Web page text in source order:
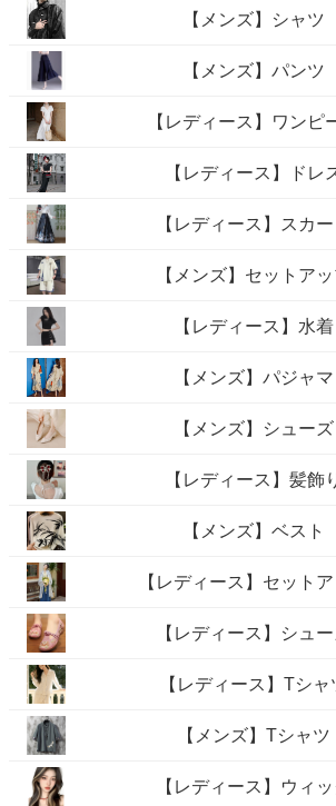
【メンズ】シャツ
【メンズ】パンツ
【レディース】ワンピ
【レディース】ドレ
【レディース】スカー
【メンズ】セットア
【レディース】水着
【メンズ】パジャマ
【メンズ】シューズ
【レディース】髪飾
【メンズ】ベスト
【レディース】セット
【レディース】シュ
【レディース】Tシャ
【メンズ】Tシャツ
【レディース】ウィ